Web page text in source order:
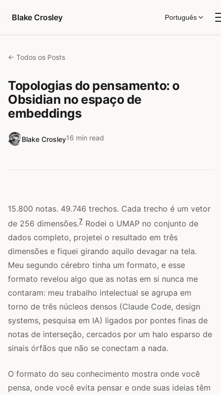
Blake Crosley
Português
← Todos os Posts
Topologias do pensamento: o
Obsidian no espaço de
embeddings
Blake Crosley16 min read
15.800 notas. 49.746 trechos. Cada trecho é um vetor
de 256 dimensões.7 Rodei o UMAP no conjunto de
dados completo, projetei o resultado em três
dimensões e fiquei girando aquilo devagar na tela.
Meu segundo cérebro tinha um formato, e esse
formato revelou algo que as notas em si nunca me
contaram: meu trabalho intelectual se agrupa em
torno de três núcleos densos (Claude Code, design
systems, pesquisa em IA) ligados por pontes finas de
notas de interseção, cercados por um halo esparso de
sinais órfãos que não se conectam a nada.
O formato do seu conhecimento mostra onde você
pensa, onde você evita pensar e onde suas ideias têm